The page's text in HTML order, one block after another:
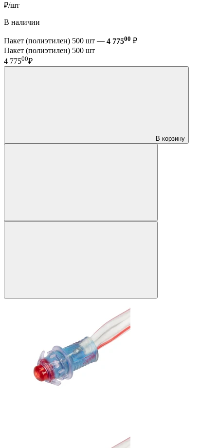
₽/шт
В наличии
Пакет (полиэтилен) 500 шт — 4 77500 ₽
Пакет (полиэтилен) 500 шт
4 77500₽
В корзину